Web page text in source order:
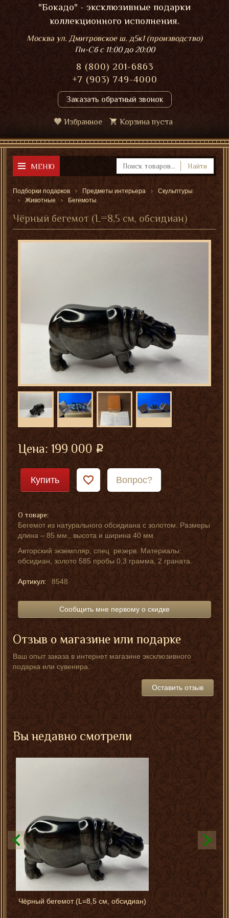
"Бокадо" - эксклюзивные подарки
коллекционного исполнения.
Москва ул. Дмитровское ш. д5к1 (производство)
Пн-Сбс 11:00 до 20:00
8 (800) 201-6863
+7 (903) 749-4000
Заказать обратный звонок
Избранное Корзина пуста
МЕНЮ Найти
Подборки подарков Предметы интерьера
Скульптуры
Животные
Бегемоты
Чёрный бегемот (L=8,5 см, обсидиан)
Цена:199 000
Купить Вопрос?
О товаре:
Бегемот из натурального обсидиана с золотом. Размеры
длина – 85 мм., высота и ширина 40 мм.
Авторский экземпляр, спец резерв. Материалы:
обсидиан, золото 585 пробы 0,3 грамма, 2 граната.
Артикул: 8548
Сообщить мне первому о скидке
Отзыв о магазине или подарке
Ваш опыт заказа в интернет магазине эксклюзивного
подарка или сувенира.
Оставить отзыв
Вы недавно смотрели
Чёрный бегемот (L=8,5 см, обсидиан)